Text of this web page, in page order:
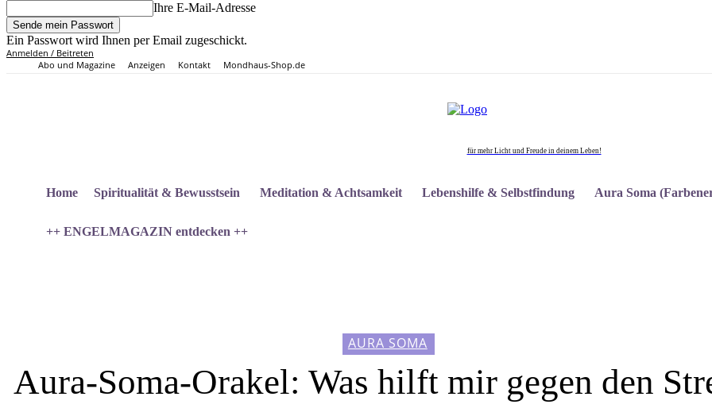
Ihre E-Mail-Adresse
Ein Passwort wird Ihnen per Email zugeschickt.
Anmelden / Beitreten
Abo und Magazine
Anzeigen Kontakt Mondhaus-Shop.de
für mehr Licht und Freude in deinem Leben!
Home Spiritualität & Bewusstsein Meditation & Achtsamkeit Lebenshilfe & Selbstfindung Aura Soma
++ ENGELMAGAZIN entdecken ++
AURA SOMA
Aura-Soma-Orakel: Was hilft mir gegen den